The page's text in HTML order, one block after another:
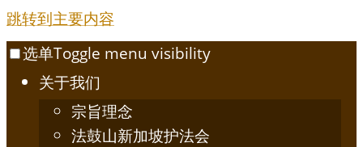
跳转到主要内容
选单Toggle menu visibility
关于我们
宗旨理念
法鼓山新加坡护法会